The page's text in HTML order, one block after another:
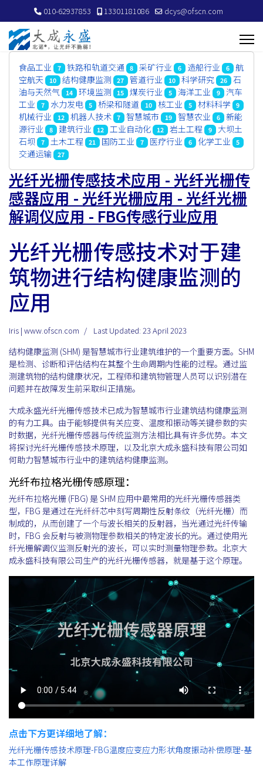
010-62937853 13301181086 dcys@ofscn.com
食品工业 7 铁路和轨道交通 8 采矿行业 6 造船行业 6
航
空航天
10 结构健康监测 27 管道行业 10 科学研究 26
石
油与天然气
14 环境监测 15 煤炭行业 5 海洋工业 9
汽车
工业
7 水力发电 5 桥梁和隧道 10 核工业 5 材料科学 9
机械行业 12 机器人技术 7 智慧城市 19 智慧农业 6
新能
源行业
8 建筑行业 12 工业自动化 12 岩土工程 9
大坝土
石坝
7 土木工程 21 国防工业 7 医疗行业 6 化学工业 5
交通运输 27
光纤光栅传感技术应用 - 光纤光栅传
感器应用 - 光纤光栅应用 - 光纤光栅
解调仪应用 - FBG传感行业应用
光纤光栅传感技术对于建
筑物进行结构健康监测的
应用
Iris | www.ofscn.com Last Updated: 23 April 2023
结构健康监测 (SHM) 是智慧城市行业建筑维护的一个重要方面。SHM
是检测、诊断和评估结构在其整个生命周期内性能的过程。通过监
测建筑物的结构健康状况，工程师和建筑物管理人员可以识别潜在
问题并在故障发生前采取纠正措施。
大成永盛光纤光栅传感技术已成为智慧城市行业建筑结构健康监测
的有力工具。由于能够提供有关应变、温度和振动等关键参数的实
时数据，光纤光栅传感器与传统监测方法相比具有许多优势。本文
将探讨光纤光栅传感技术原理，以及北京大成永盛科技有限公司如
何助力智慧城市行业中的建筑结构健康监测。
光纤布拉格光栅传感原理：
光纤布拉格光栅 (FBG) 是 SHM 应用中最常用的光纤光栅传感器类
型，FBG 是通过在光纤纤芯中刻写周期性反射条纹（光纤光栅）而
制成的，从而创建了一个与波长相关的反射器，当光通过光纤传输
时，FBG 会反射与被测物理参数相关的特定波长的光。通过使用光
纤光栅解调仪监测反射光的波长，可以实时测量物理参数。北京大
成永盛科技有限公司生产的光纤光栅传感器，就是基于这个原理。
点击下方更详细地了解：
光纤光栅传感技术原理-FBG温度应变应力形状角度振动补偿原理-基
本工作原理详解